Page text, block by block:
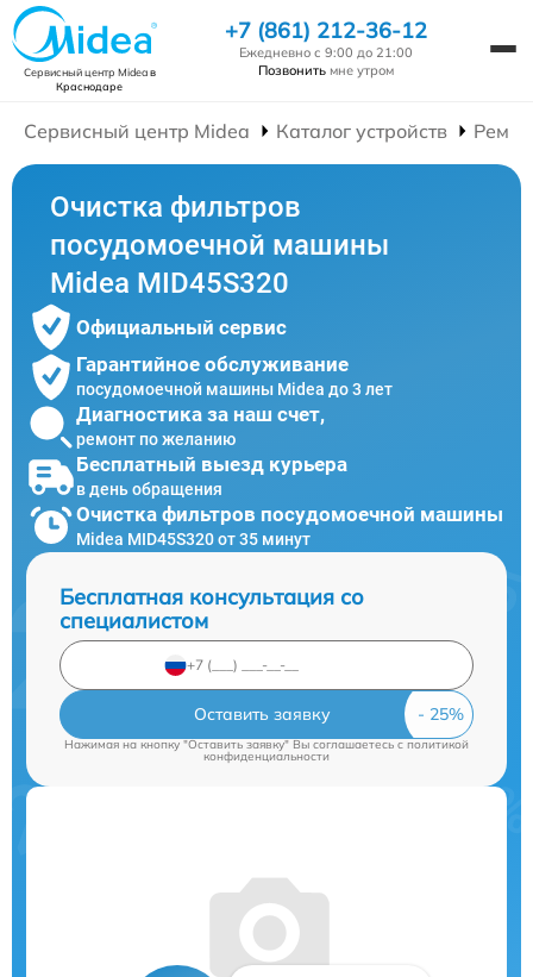
Сервисный центр Mideaв
Краснодаре
+7 (861) 212-36-12
Ежедневно с 9:00 до 21:00
Позвонить мне утром
Сервисный центр Midea Каталог устройств
Очистка фильтров
посудомоечной машины
Midea MID45S320
Официальный сервис
Гарантийное обслуживание
посудомоечной машины Midea до 3 лет
Диагностика за наш счет,
ремонт по желанию
Бесплатный выезд курьера
в день обращения
Очистка фильтров посудомоечной машины
Midea MID45S320 от 35 минут
Бесплатная консультация со
специалистом
Оставить заявку
Нажимая на кнопку "Оставить заявку" Вы соглашаетесь cполитикой
конфиденциальности